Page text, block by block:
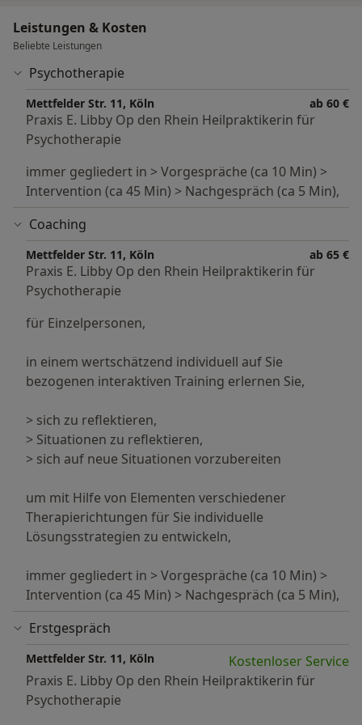
Bluthochdruck ( essenzielle Hypertonie > trotz
umfassender ärzrtlicher Diagnostik finden sich oft
chronische Müdigkeit - Migräne - Schwindel - Übelkeit
- Ohrgeräusche (manche Tinitus Formen nach
ärztlicher Abklärung) - Reizdarm - Schmerzen ohne
organischen Ursprung nach ärztlichen
Beine,..
- Krisen- und Konfliktmanagment: Krisen sind einer
der für uns oft als nicht so angenehm empfundenen
Bestandteile unseres hiesigen Daseins, bergen aber
kritsch betrachtet je nach Art der Krise großes
Potential für sehr positive Veränderungen.
- Psychoonkologie nennt sich die Therapie des
Patienten und Angehörigen verursacht, abdeckt. Ziel
ist es, Wege aufzuzeigen, besser mit der Erkrankung
medizinisch vorhandenen Möglichkeiten.
- Schmerzen: Schmerzen haben ihren Platz in unserem
unseres Körpers. Im Großen und Ganzen gibt es drei
Formen von Schmerzen:
1. akute Schmerzen (durch ärztliche Eingriffe,
2. chronische Schmerzen (wenn der Schmerz länger
als 3-6 Monate andauert und keinen Warneffekt mehr
hat)
3. Schmerzen ohne körperlichen Grund (psychische
Schmerzen, psychosomatische Schmerzen)
Hier unterstütze ich mittels Hypnotherapie auch bei
Leistungen & Kosten
Beliebte Leistungen
Psychotherapie
Mettfelder Str. 11, Köln ab 60 €
Praxis E. Libby Op den Rhein Heilpraktikerin für
Psychotherapie
immer gegliedert in > Vorgespräche (ca 10 Min) >
Intervention (ca 45 Min) > Nachgespräch (ca 5 Min),
Coaching
Mettfelder Str. 11, Köln ab 65 €
Praxis E. Libby Op den Rhein Heilpraktikerin für
Psychotherapie
für Einzelpersonen,
in einem wertschätzend individuell auf Sie
bezogenen interaktiven Training erlernen Sie,
> sich zu reflektieren,
> Situationen zu reflektieren,
> sich auf neue Situationen vorzubereiten
um mit Hilfe von Elementen verschiedener
Therapierichtungen für Sie individuelle
Lösungsstrategien zu entwickeln,
immer gegliedert in > Vorgespräche (ca 10 Min) >
Intervention (ca 45 Min) > Nachgespräch (ca 5 Min),
Erstgespräch
Mettfelder Str. 11, Köln
Kostenloser Service
Praxis E. Libby Op den Rhein Heilpraktikerin für
Psychotherapie